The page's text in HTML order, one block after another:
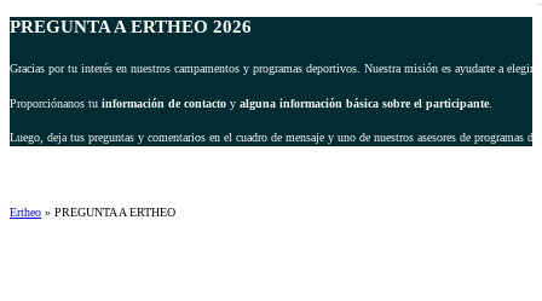
PREGUNTA A ERTHEO 2026
Gracias por tu interés en nuestros campamentos y programas deportivos. Nuestra misión es ayudarte a
Proporciónanos tu información de contacto y alguna información básica sobre el participante.
Luego, deja tus preguntas y comentarios en el cuadro de mensaje y uno de nuestros asesores de programas
Ertheo » PREGUNTA A ERTHEO